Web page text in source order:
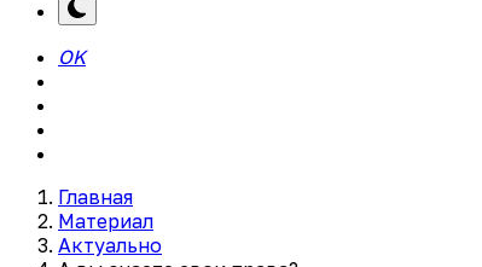
OK
Главная
Материал
Актуально